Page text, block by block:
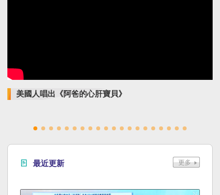
美國人唱出《阿爸的心肝寶貝》
最近更新